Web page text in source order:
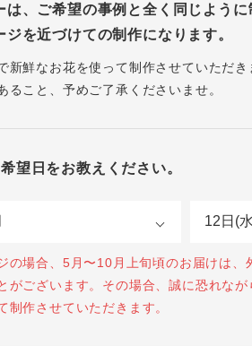
は、ご希望の事例と全く同じよう
ジを近づけての制作になります。
新鮮なお花を使って制作させていただ
ること、予めご了承くださいませ。
望日をお教えください。
の場合、5月〜10月上旬頃のお届けは、
がございます。その場合、誠に恐れな
制作させていただきます。